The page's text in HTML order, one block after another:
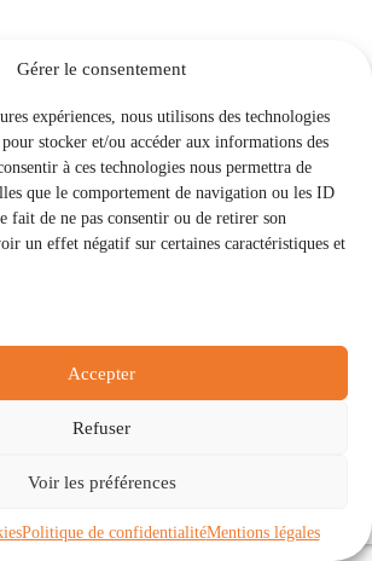
Gérer le consentement
expériences, nous utilisons des technologies
stocker et/ou accéder aux informations des
à ces technologies nous permettra de
que le comportement de navigation ou les ID
fait de ne pas consentir ou de retirer son
un effet négatif sur certaines caractéristiques et
Accepter
Refuser
Voir les préférences
Politique de confidentialitéMentions légales
À propos
de cookies (UE)